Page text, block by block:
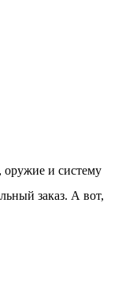
и систему
заказ. А вот,